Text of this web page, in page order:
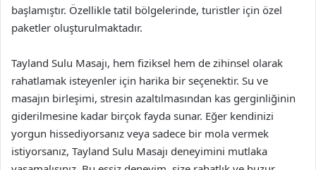
başlamıştır. Özellikle tatil bölgelerinde, turistler için özel
paketler oluşturulmaktadır.
Tayland Sulu Masajı, hem fiziksel hem de zihinsel olarak
rahatlamak isteyenler için harika bir seçenektir. Su ve
masajın birleşimi, stresin azaltılmasından kas gerginliğinin
giderilmesine kadar birçok fayda sunar. Eğer kendinizi
yorgun hissediyorsanız veya sadece bir mola vermek
istiyorsanız, Tayland Sulu Masajı deneyimini mutlaka